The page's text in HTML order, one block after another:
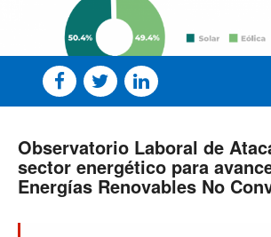
Observatorio Laboral de
sector energético para
Energías Renovables No